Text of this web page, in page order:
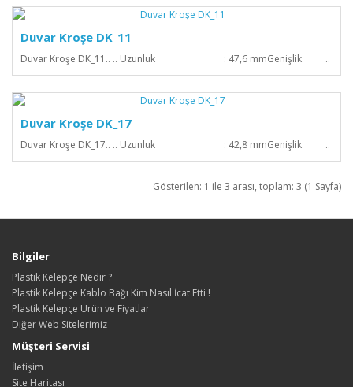
Duvar Kroşe DK_11
Duvar Kroşe DK_11.. .. Uzunluk : 47,6 mmGenişlik ..
Duvar Kroşe DK_17
Duvar Kroşe DK_17.. .. Uzunluk : 42,8 mmGenişlik ..
Gösterilen: 1 ile 3 arası, toplam: 3 (1 Sayfa)
Bilgiler
Plastik Kelepçe Nedir ?
Plastik Kelepçe Kablo Bağı Kim Nasıl İcat Etti !
Plastik Kelepçe Ürün ve Fiyatlar
Diğer Web Sitelerimiz
Müşteri Servisi
İletişim
Site Haritası